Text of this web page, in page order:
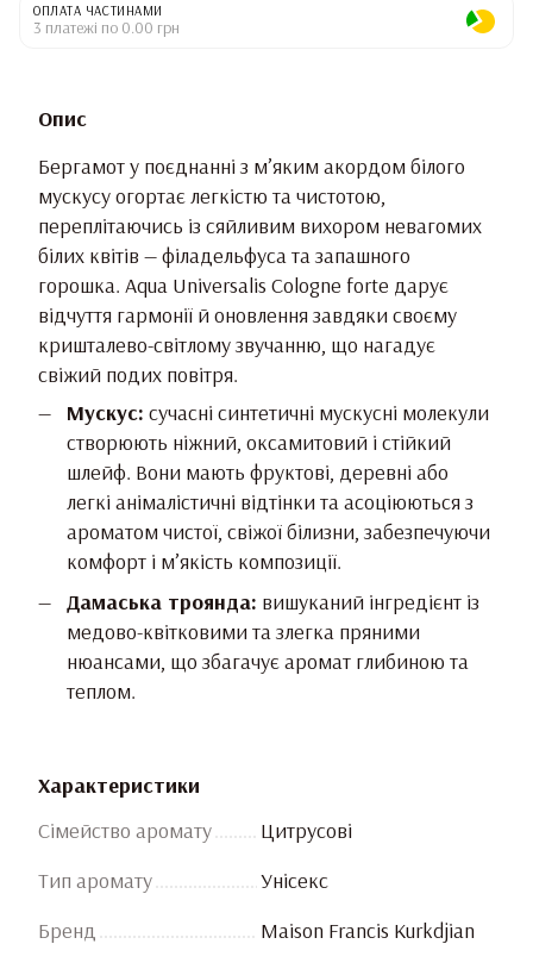
ОПЛАТА ЧАСТИНАМИ
3 платежі по 0.00 грн
Опис
Бергамот у поєднанні з м’яким акордом білого
мускусу огортає легкістю та чистотою,
переплітаючись із сяйливим вихором невагомих
білих квітів — філадельфуса та запашного
горошка. Aqua Universalis Cologne forte дарує
відчуття гармонії й оновлення завдяки своєму
кришталево-світлому звучанню, що нагадує
свіжий подих повітря.
Мускус: сучасні синтетичні мускусні молекули
створюють ніжний, оксамитовий і стійкий
шлейф. Вони мають фруктові, деревні або
легкі анімалістичні відтінки та асоціюються з
ароматом чистої, свіжої білизни, забезпечуючи
комфорт і м’якість композиції.
Дамаська троянда: вишуканий інгредієнт із
медово-квітковими та злегка пряними
нюансами, що збагачує аромат глибиною та
теплом.
Характеристики
Сімейство аромату
Цитрусові
Тип аромату
Унісекс
Бренд
Maison Francis Kurkdjian